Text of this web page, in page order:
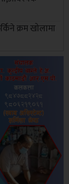
क्रम खोलामा